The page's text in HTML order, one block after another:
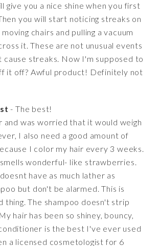
give you a nice shine when you first
you will start noticing streaks on
chairs and pulling a vacuum
it. These are not unusual events
cause streaks. Now I'm supposed to
it off? Awful product! Definitely not
- The best!
and was worried that it would weigh
I also need a good amount of
I color my hair every 3 weeks.
wonderful- like strawberries.
have as much lather as
but don't be alarmed. This is
thing. The shampoo doesn't strip
hair has been so shiney, bouncy,
is the best I've ever used
a licensed cosmetologist for 6